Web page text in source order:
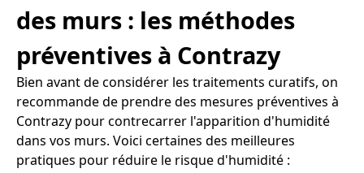
des murs : les méthodes
préventives à Contrazy
Bien avant de considérer les traitements curatifs, on
recommande de prendre des mesures préventives à
Contrazy pour contrecarrer l'apparition d'humidité
dans vos murs. Voici certaines des meilleures
pratiques pour réduire le risque d'humidité :